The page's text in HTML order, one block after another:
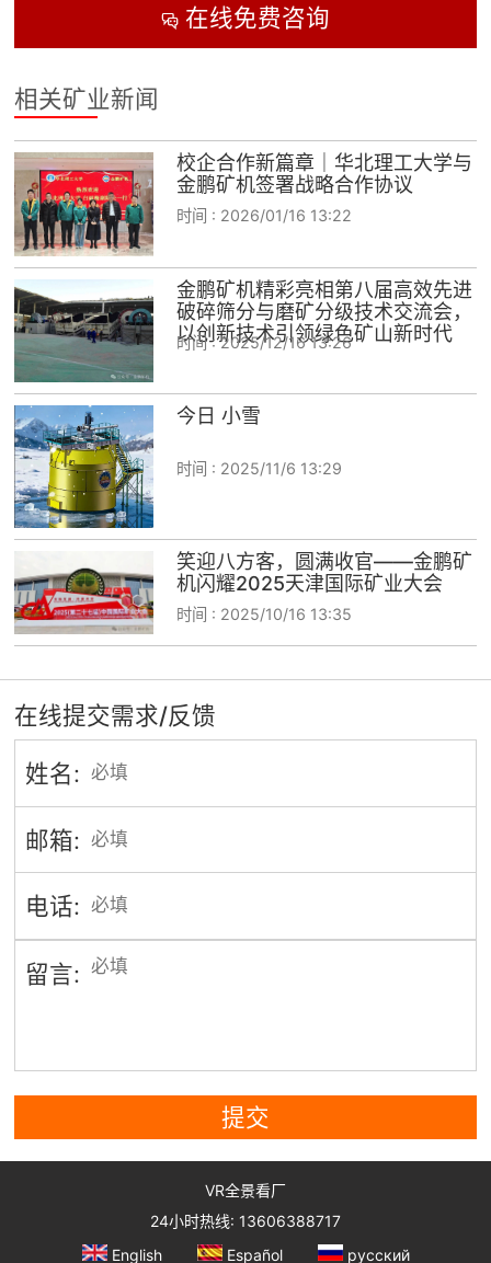
在线免费咨询
相关矿业新闻
校企合作新篇章｜华北理工大学与
金鹏矿机签署战略合作协议
时间 : 2026/01/16 13:22
金鹏矿机精彩亮相第八届高效先进
破碎筛分与磨矿分级技术交流会，
以创新技术引领绿色矿山新时代
时间 :2025/12/16 13:26
今日 小雪
时间 : 2025/11/6 13:29
笑迎八方客，圆满收官——金鹏矿
机闪耀2025天津国际矿业大会
时间 : 2025/10/16 13:35
在线提交需求/反馈
姓名:
邮箱:
电话:
留言:
提交
VR全景看厂
24小时热线: 13606388717
English
Español русский